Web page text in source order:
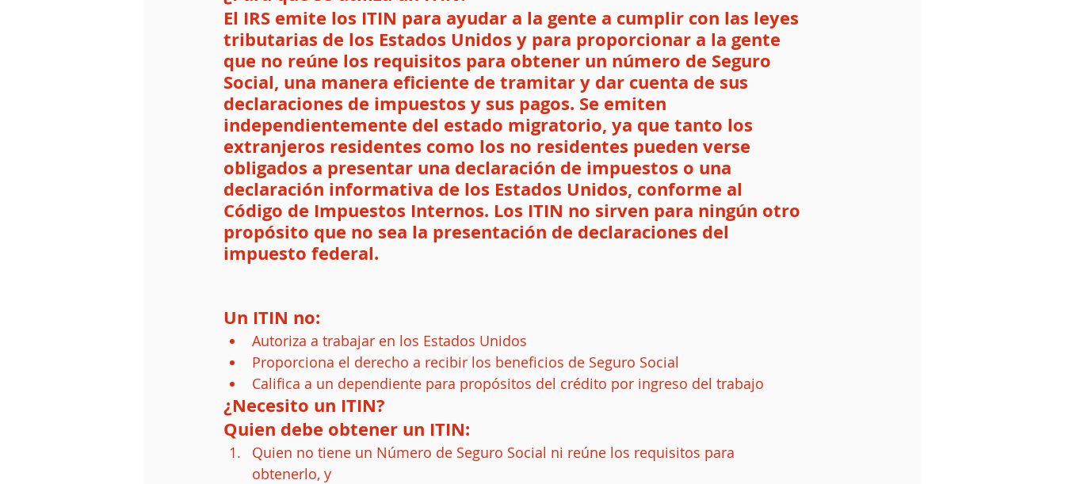
El IRS emite los ITIN para ayudar a la gente a cumplir con las leyes
tributarias de los Estados Unidos y para proporcionar a la gente
que no reúne los requisitos para obtener un número de Seguro
Social, una manera eficiente de tramitar y dar cuenta de sus
declaraciones de impuestos y sus pagos. Se emiten
independientemente del estado migratorio, ya que tanto los
extranjeros residentes como los no residentes pueden verse
obligados a presentar una declaración de impuestos o una
declaración informativa de los Estados Unidos, conforme al
Código de Impuestos Internos. Los ITIN no sirven para ningún otro
propósito que no sea la presentación de declaraciones del
impuesto federal.
Un ITIN no:
Autoriza a trabajar en los Estados Unidos
Proporciona el derecho a recibir los beneficios de Seguro Social
Califica a un dependiente para propósitos del crédito por ingreso del trabajo
¿Necesito un ITIN?
Quien debe obtener un ITIN:
Quien no tiene un Número de Seguro Social ni reúne los requisitos para
obtenerlo, y